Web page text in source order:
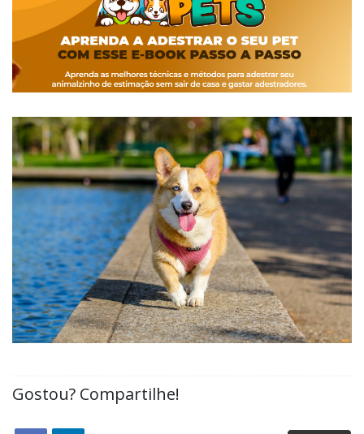
Gostou? Compartilhe!